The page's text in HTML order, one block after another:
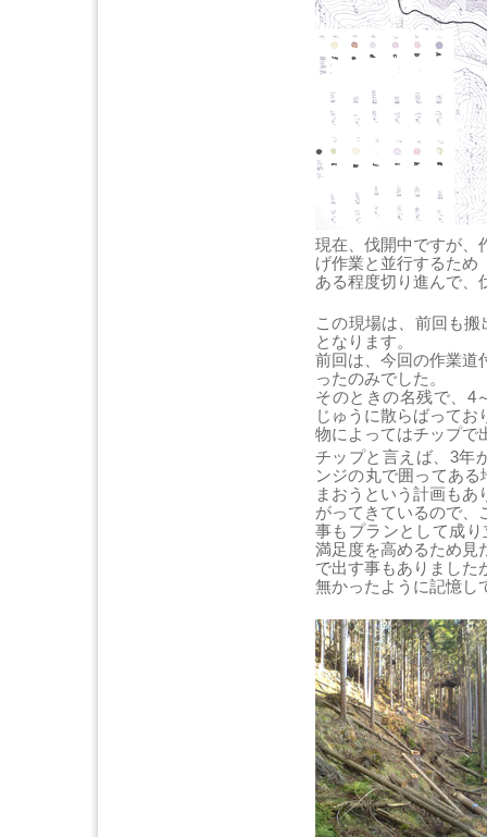
現在、伐開中ですが、
げ作業と並行するため
ある程度切り進んで、
この現場は、前回も
となります。
前回は、今回の作業道
ったのみでした。
そのときの名残で、4
じゅうに散らばってお
物によってはチップで
チップと言えば、3年
ンジの丸で囲ってあ
まおうという計画も
がってきているので、
事もプランとして成
満足度を高めるため見
で出す事もありました
無かったように記憶し